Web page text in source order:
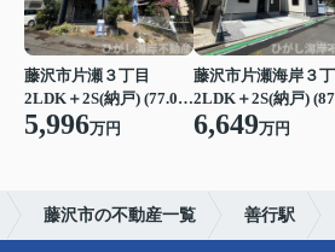
藤沢市片瀬３丁目
2LDK＋2S(納戸) (77.07㎡)
5,996万円
藤沢市片瀬海岸３
6,649万円
藤沢市の不動産一覧 善行駅